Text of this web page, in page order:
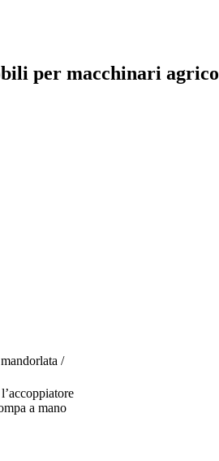
per macchinari
/
a mano